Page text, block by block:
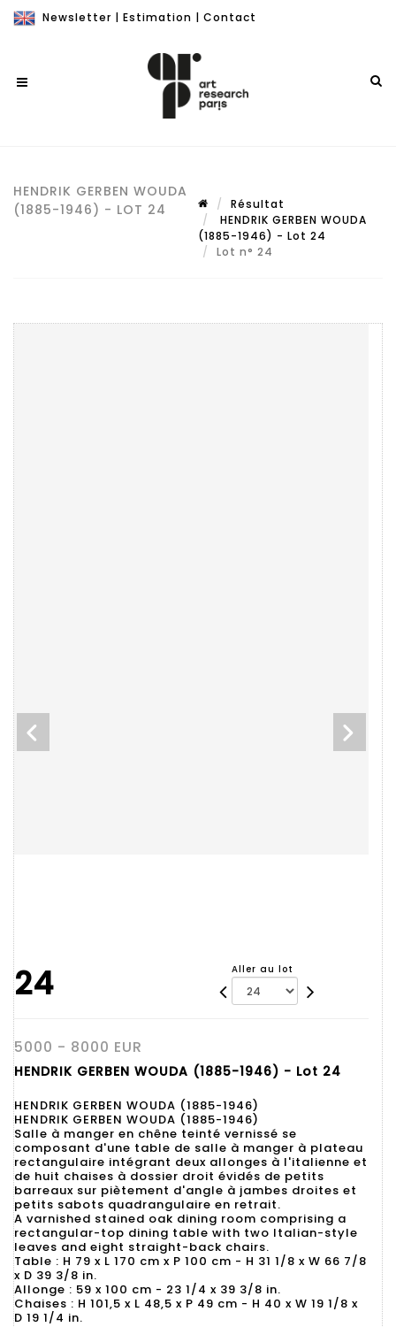
Newsletter | Estimation | Contact
HENDRIK GERBEN WOUDA
(1885-1946) - LOT 24
Résultat
HENDRIK GERBEN WOUDA
(1885-1946) - Lot 24
Lot n° 24
24 Aller au lot
5000 - 8000 EUR
HENDRIK GERBEN WOUDA (1885-1946) - Lot 24
HENDRIK GERBEN WOUDA (1885-1946)
HENDRIK GERBEN WOUDA (1885-1946)
Salle à manger en chêne teinté vernissé se
composant d'une table de salle à manger à plateau
rectangulaire intégrant deux allonges à l'italienne et
de huit chaises à dossier droit évidés de petits
barreaux sur piètement d'angle à jambes droites et
petits sabots quadrangulaire en retrait.
A varnished stained oak dining room comprising a
rectangular-top dining table with two Italian-style
leaves and eight straight-back chairs.
Table : H 79 x L 170 cm x P 100 cm - H 31 1/8 x W 66 7/8
x D 39 3/8 in.
Allonge : 59 x 100 cm - 23 1/4 x 39 3/8 in.
Chaises : H 101,5 x L 48,5 x P 49 cm - H 40 x W 19 1/8 x
D 19 1/4 in.